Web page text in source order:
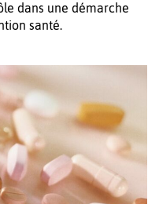
dans une démarche
santé.